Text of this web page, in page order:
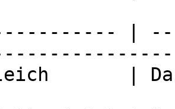
|
| Das